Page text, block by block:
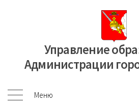
Управление
Администрации
Меню
Меню